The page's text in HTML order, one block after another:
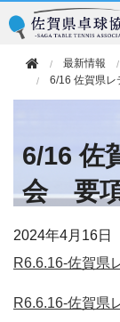
最新情報
6/16 佐賀県
6/16 佐
会 要
2024年4月16日
R6.6.16-佐賀県
R6.6.16-佐賀県